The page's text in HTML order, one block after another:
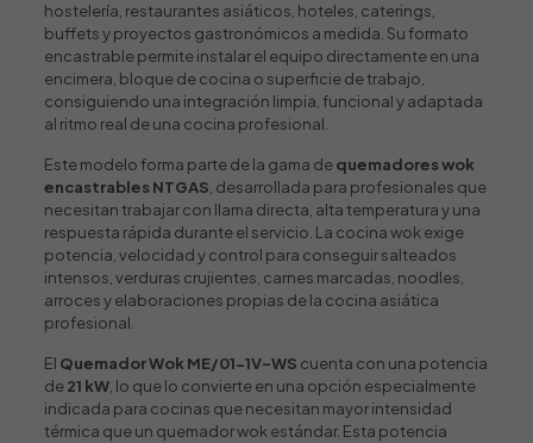
hostelería, restaurantes asiáticos, hoteles, caterings,
buffets y proyectos gastronómicos a medida. Su formato
encastrable permite instalar el equipo directamente en una
encimera, bloque de cocina o superficie de trabajo,
consiguiendo una integración limpia, funcional y adaptada
al ritmo real de una cocina profesional.
Este modelo forma parte de la gama dequemadores wok
encastrables NTGAS , desarrollada para profesionales que
necesitan trabajar con llama directa, alta temperatura y una
respuesta rápida durante el servicio. La cocina wok exige
potencia, velocidad y control para conseguir salteados
intensos, verduras crujientes, carnes marcadas, noodles,
arroces y elaboraciones propias de la cocina asiática
profesional.
El Quemador Wok ME/01-1V-WS cuenta con una potencia
de21 kW, lo que lo convierte en una opción especialmente
indicada para cocinas que necesitan mayor intensidad
térmica que un quemador wok estándar. Esta potencia